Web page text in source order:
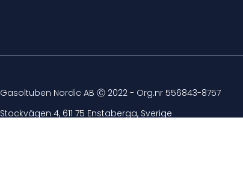
Gasoltuben Nordic AB Ⓒ 2022 - Org.nr 556843-8757
Stockvägen 4, 611 75 Enstaberga, Sverige